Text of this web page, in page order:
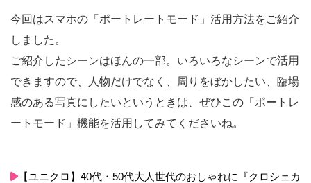
今回はスマホの「ポートレートモード」活用方法をご紹介
しました。
ご紹介したシーンはほんの一部。いろいろなシーンで活用
できますので、人物だけでなく、周りをぼかしたい、臨場
感のある写真にしたいというときは、ぜひこの「ポートレ
ートモード」機能を活用してみてくださいね。
【ユニクロ】40代・50代大人世代のおしゃれに『クロシェカ